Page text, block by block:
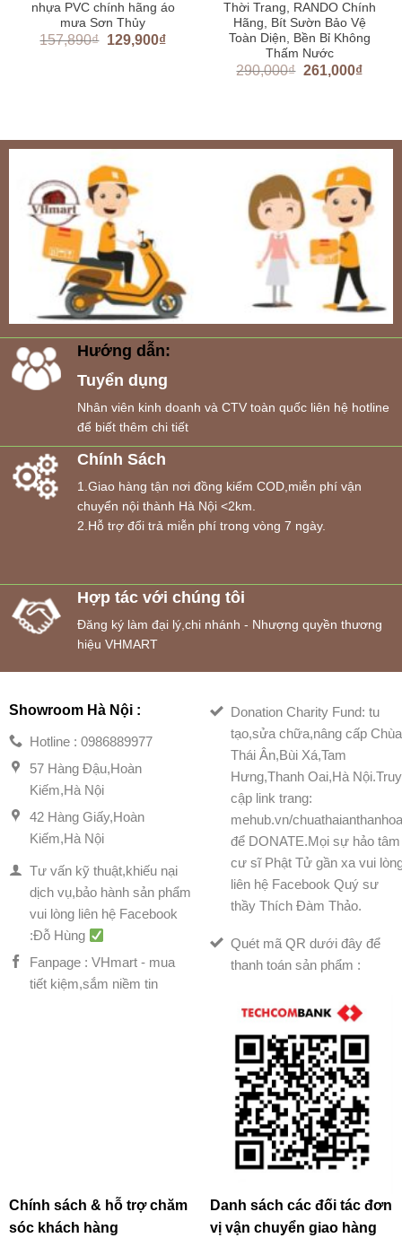
nhựa PVC chính hãng áo
mưa Sơn Thủy
157,890₫ 129,900₫
Thời Trang, RANDO Chính
Hãng, Bít Sườn Bảo Vệ
Toàn Diện, Bền Bỉ Không
Thấm Nước
290,000₫ 261,000₫
Hướng dẫn:
Tuyển dụng
Nhân viên kinh doanh và CTV toàn quốc liên hệ hotline
để biết thêm chi tiết
Chính Sách
1.Giao hàng tận nơi đồng kiểm COD,miễn phí vận
chuyển nội thành Hà Nội <2km.
2.Hỗ trợ đổi trả miễn phí trong vòng 7 ngày.
Hợp tác với chúng tôi
Đăng ký làm đại lý,chi nhánh - Nhượng quyền thương
hiệu VHMART
Showroom Hà Nội :
Hotline : 0986889977
57 Hàng Đậu,Hoàn
Kiếm,Hà Nội
42 Hàng Giấy,Hoàn
Kiếm,Hà Nội
Tư vấn kỹ thuật,khiếu nại
dịch vụ,bảo hành sản phẩm
vui lòng liên hệ Facebook
:Đỗ Hùng
Fanpage : VHmart - mua
tiết kiệm,sắm niềm tin
Donation Charity Fund: tu
tạo,sửa chữa,nâng cấp Chùa
Thái Ân,Bùi Xá,Tam
Hưng,Thanh Oai,Hà Nội.Truy
cập link trang:
mehub.vn/
để DONATE.Mọi sự hảo tâm
cư sĩ Phật Tử gần xa vui
liên hệ Facebook Quý sư
thầy Thích Đàm Thảo.
Quét mã QR dưới đây để
thanh toán sản phẩm :
Chính sách & hỗ trợ chăm
sóc khách hàng
Danh sách các đối tác đơn
vị vận chuyển giao hàng